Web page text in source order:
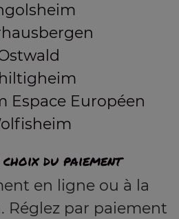
Espace Européen
du paiement
en ligne ou à la
Réglez par paiement